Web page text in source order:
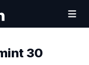
30